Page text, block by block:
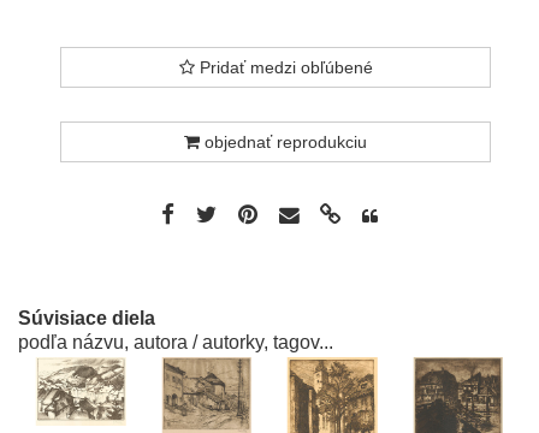
Pridať medzi obľúbené
objednať reprodukciu
Súvisiace diela
podľa názvu, autora / autorky, tagov...